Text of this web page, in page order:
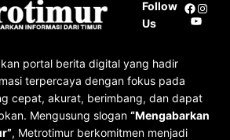
Follow
Us
portal berita digital yang hadir
terpercaya dengan fokus pada
cepat, akurat, berimbang, dan dapat
Mengusung slogan “Mengabarkan
, Metrotimur berkomitmen menjadi